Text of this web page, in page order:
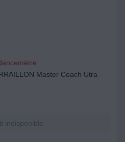
Master Coach Utra
indisponible